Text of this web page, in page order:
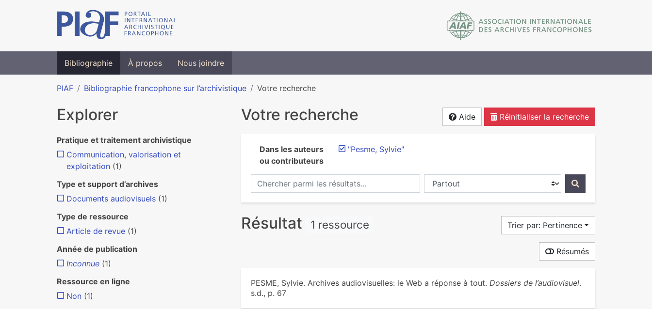
Bibliographie À propos Nous joindre
PIAF Bibliographie francophone sur l’archivistique Votre recherche
Votre recherche Aide Réinitialiser la recherche
Dans les auteurs
ou contributeurs
"Pesme, Sylvie"
Chercher parmi les résultats... Chercher dans...
Résultat 1 ressource Trier par: Pertinence
Résumés
PESME, Sylvie. Archives audiovisuelles: le Web a réponse à tout. Dossiers de l’audiovisuel.
s.d., p. 67
Explorer
Pratique et traitement archivistique
Communication, valorisation et
exploitation (1)
Type et support d’archives
Documents audiovisuels (1)
Type de ressource
Article de revue (1)
Année de publication
Inconnue (1)
Ressource en ligne
Non (1)